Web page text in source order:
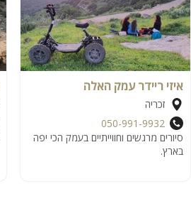
איזי ריידר עמק האלה
זכריה
050-991-9932
סיורים מרגשים וחווייתיים בעמק הכי יפה
בארץ.